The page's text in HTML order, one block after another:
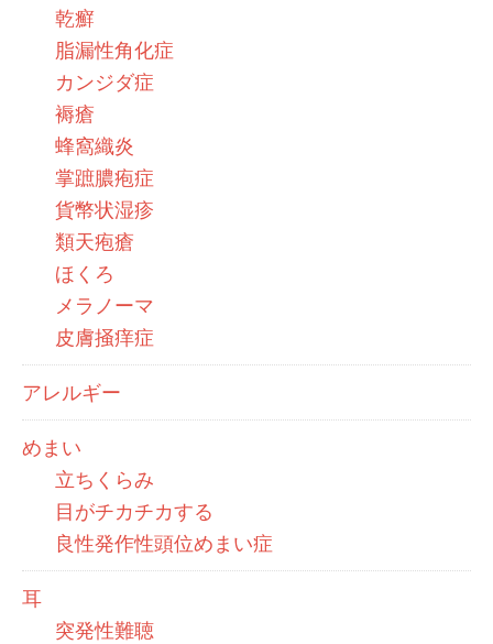
乾癬
脂漏性角化症
カンジダ症
褥瘡
蜂窩織炎
掌蹠膿疱症
貨幣状湿疹
類天疱瘡
ほくろ
メラノーマ
皮膚掻痒症
アレルギー
めまい
立ちくらみ
目がチカチカする
良性発作性頭位めまい症
耳
突発性難聴